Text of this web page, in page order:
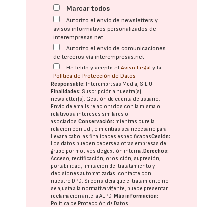
Marcar todos
Autorizo el envío de newsletters y
avisos informativos personalizados de
interempresas.net
Autorizo el envío de comunicaciones
de terceros vía interempresas.net
He leído y acepto elAviso Legal y la
Política de Protección de Datos
Responsable: Interempresas Media, S.L.U.
Finalidades: Suscripción a nuestra(s)
newsletter(s). Gestión de cuenta de usuario.
Envío de emails relacionados con la misma o
relativos a intereses similares o
asociados.Conservación: mientras dure la
relación con Ud., o mientras sea necesario para
llevar a cabo las finalidades especificadasCesión:
Los datos pueden cederse a otras empresas del
grupo por motivos de gestión interna.Derechos:
Acceso, rectificación, oposición, supresión,
portabilidad, limitación del tratatamiento y
decisiones automatizadas: contacte con
nuestro DPD. Si considera que el tratamiento no
se ajusta a la normativa vigente, puede presentar
reclamación ante laAEPD.Más información:
Política de Protección de Datos